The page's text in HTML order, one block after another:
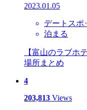
2023.01.05
デートスポ
泊まる
【富山のラブホ
場所まとめ
4
203,813 Views